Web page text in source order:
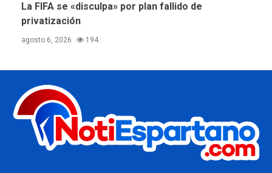
La FIFA se «disculpa» por plan fallido de
privatización
agosto 6, 2026 194